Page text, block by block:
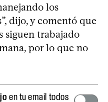
los
dijo, y comentó que
siguen trabajado
por lo que no
en tu email todos